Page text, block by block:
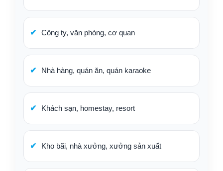
Công ty, văn phòng, cơ quan
Nhà hàng, quán ăn, quán karaoke
Khách sạn, homestay, resort
Kho bãi, nhà xưởng, xưởng sản xuất